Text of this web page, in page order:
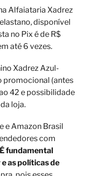
Alfaiataria Xadrez
disponível
no Pix é de R$
até 6 vezes.
Xadrez Azul-
promocional (antes
42 e possibilidade
loja.
e Amazon Brasil
com
É fundamental
as políticas de